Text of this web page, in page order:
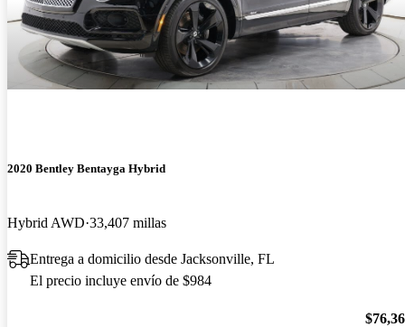
2020 Bentley Bentayga Hybrid
Hybrid AWD 33,407 millas
Entrega a domicilio desde Jacksonville, FL
El precio incluye envío de $984